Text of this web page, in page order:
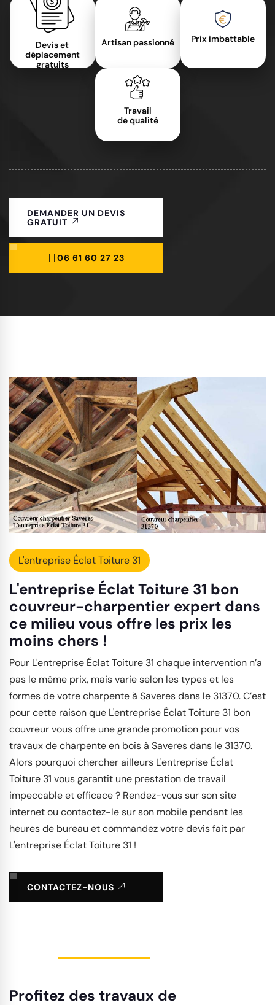
Devis et
déplacement
gratuits
Artisan passionné Prix imbattable
Travail
de qualité
DEMANDER UN DEVIS
GRATUIT
06 61 60 27 23
L'entreprise Éclat Toiture 31
L'entreprise Éclat Toiture 31 bon
couvreur-charpentier expert dans
ce milieu vous offre les prix les
moins chers !
Pour L'entreprise Éclat Toiture 31 chaque intervention n’a
pas le même prix, mais varie selon les types et les
formes de votre charpente à Saveres dans le 31370. C’est
pour cette raison que L'entreprise Éclat Toiture 31 bon
couvreur vous offre une grande promotion pour vos
travaux de charpente en bois à Saveres dans le 31370.
Alors pourquoi chercher ailleurs L'entreprise Éclat
Toiture 31 vous garantit une prestation de travail
impeccable et efficace ? Rendez-vous sur son site
internet ou contactez-le sur son mobile pendant les
heures de bureau et commandez votre devis fait par
L'entreprise Éclat Toiture 31 !
CONTACTEZ-NOUS
Profitez des travaux de